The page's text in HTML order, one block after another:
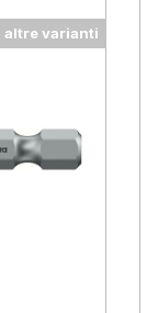
altre varianti